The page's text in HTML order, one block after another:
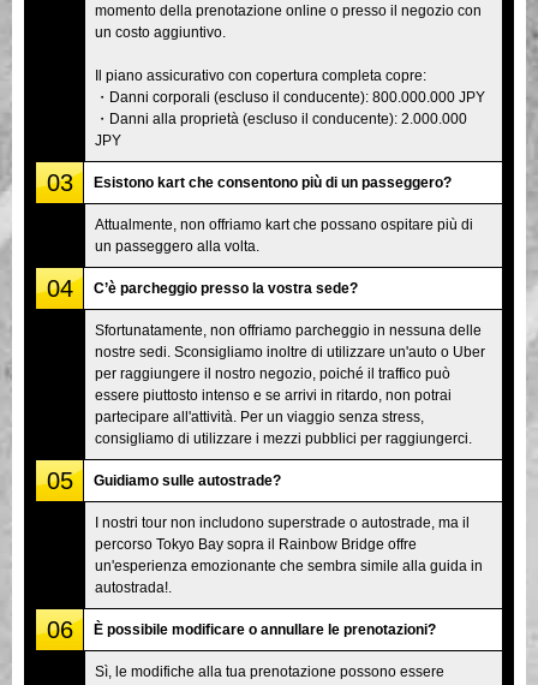
momento della prenotazione online o presso il negozio con
un costo aggiuntivo.
Il piano assicurativo con copertura completa copre:
・Danni corporali (escluso il conducente): 800.000.000 JPY
・Danni alla proprietà (escluso il conducente): 2.000.000
JPY
03 Esistono kart che consentono più di un passeggero?
Attualmente, non offriamo kart che possano ospitare più di
un passeggero alla volta.
04 C’è parcheggio presso la vostra sede?
Sfortunatamente, non offriamo parcheggio in nessuna delle
nostre sedi. Sconsigliamo inoltre di utilizzare un'auto o Uber
per raggiungere il nostro negozio, poiché il traffico può
essere piuttosto intenso e se arrivi in ritardo, non potrai
partecipare all'attività. Per un viaggio senza stress,
consigliamo di utilizzare i mezzi pubblici per raggiungerci.
05 Guidiamo sulle autostrade?
I nostri tour non includono superstrade o autostrade, ma il
percorso Tokyo Bay sopra il Rainbow Bridge offre
un'esperienza emozionante che sembra simile alla guida in
autostrada!.
06 È possibile modificare o annullare le prenotazioni?
Sì, le modifiche alla tua prenotazione possono essere